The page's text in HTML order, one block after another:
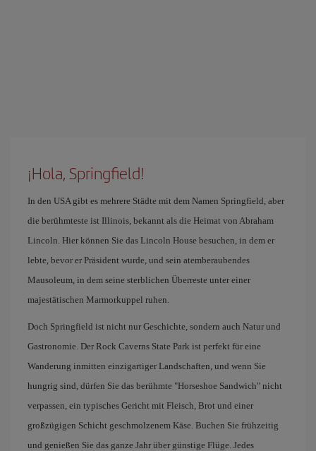
¡Hola, Springfield!
In den USA gibt es mehrere Städte mit dem Namen Springfield, aber
die berühmteste ist Illinois, bekannt als die Heimat von Abraham
Lincoln. Hier können Sie das Lincoln House besuchen, in dem er
lebte, bevor er Präsident wurde, und sein atemberaubendes
Mausoleum, in dem seine sterblichen Überreste unter einer
majestätischen Marmorkuppel ruhen.
Doch Springfield ist nicht nur Geschichte, sondern auch Natur und
Gastronomie. Der Rock Caverns State Park ist perfekt für eine
Wanderung inmitten einzigartiger Landschaften, und wenn Sie
hungrig sind, dürfen Sie das berühmte "Horseshoe Sandwich" nicht
verpassen, ein typisches Gericht mit Fleisch, Brot und einer
großzügigen Schicht geschmolzenem Käse. Buchen Sie frühzeitig
und genießen Sie das ganze Jahr über günstige Flüge. Jedes